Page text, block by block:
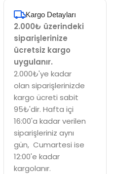
Kargo Detayları
2.000₺ üzerindeki
siparişlerinize
ücretsiz kargo
uygulanır.
2.000₺'ye kadar
olan siparişlerinizde
kargo ücreti sabit
95₺'dir. Hafta içi
16:00'a kadar verilen
siparişleriniz aynı
gün, Cumartesi ise
12:00'e kadar
kargolanır.